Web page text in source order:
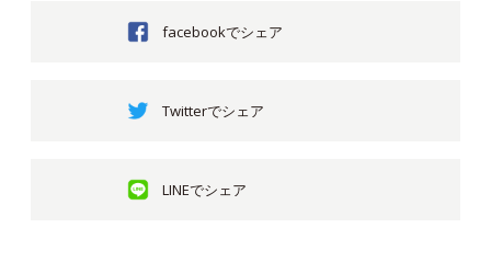
facebookでシェア
Twitterでシェア
LINEでシェア